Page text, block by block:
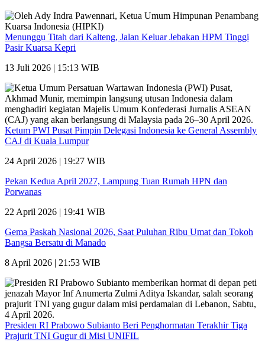
Menunggu Titah dari Kalteng, Jalan Keluar Jebakan HPM Tinggi
Pasir Kuarsa Kepri
13 Juli 2026 | 15:13 WIB
Ketum PWI Pusat Pimpin Delegasi Indonesia ke General Assembly
CAJ di Kuala Lumpur
24 April 2026 | 19:27 WIB
Pekan Kedua April 2027, Lampung Tuan Rumah HPN dan
Porwanas
22 April 2026 | 19:41 WIB
Gema Paskah Nasional 2026, Saat Puluhan Ribu Umat dan Tokoh
Bangsa Bersatu di Manado
8 April 2026 | 21:53 WIB
Presiden RI Prabowo Subianto Beri Penghormatan Terakhir Tiga
Prajurit TNI Gugur di Misi UNIFIL